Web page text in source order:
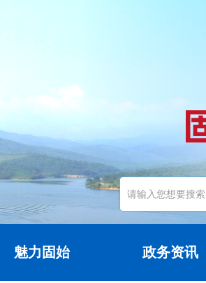
魅力固始 政务资讯